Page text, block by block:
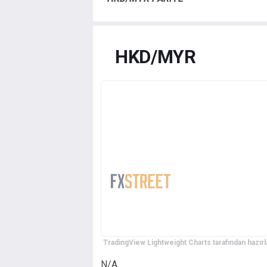
HKD/MYR
TradingView Lightweight Charts tarafından
N/A